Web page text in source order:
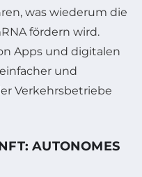
was wiederum die
fördern wird.
Apps und digitalen
und
Verkehrsbetriebe
AUTONOMES